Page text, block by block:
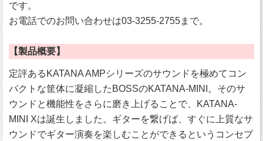
です。
お電話でのお問い合わせは03-3255-2755まで。
【製品概要】
定評あるKATANA AMPシリーズのサウンドを極めてコン
パクトな筐体に凝縮したBOSSのKATANA-MINI。そのサ
ウンドと機能性をさらに磨き上げることで、KATANA-
MINI Xは誕生しました。ギターを繋げば、すぐに上質なサ
ウンドでギター演奏を楽しむことができるというコンセプ